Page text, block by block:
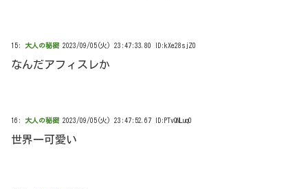
15: 大人の秘密 2023/09/05(火) 23:47:33.80 ID:kXe28sjZ0
なんだアフィスレか
16: 大人の秘密 2023/09/05(火) 23:47:52.67 ID:PTvQNLuq0
世界一可愛い